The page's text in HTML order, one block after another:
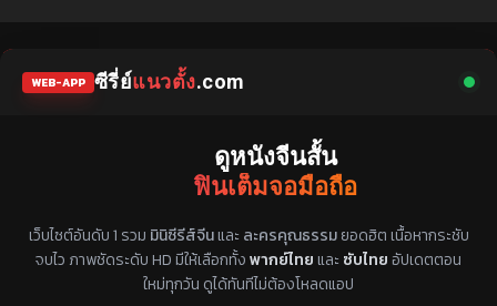
WEB-APP ซีรี่ย์แนวตั้ง.com
ดูหนังจีนสั้น
ฟินเต็มจอมือถือ
แหล่งรวมซีรี่ย์จีนแนวตั้ง พากย์ไทย ซับไทย
เว็บไซต์อันดับ 1 รวม มินิซีรีส์จีนและ ละครคุณธรรมยอดฮิต เนื้อหากระชับ
จบไว ภาพชัดระดับ HD มีให้เลือกทั้งพากย์ไทยและ ซับไทยอัปเดตตอน
ใหม่ทุกวัน ดูได้ทันทีไม่ต้องโหลดแอป